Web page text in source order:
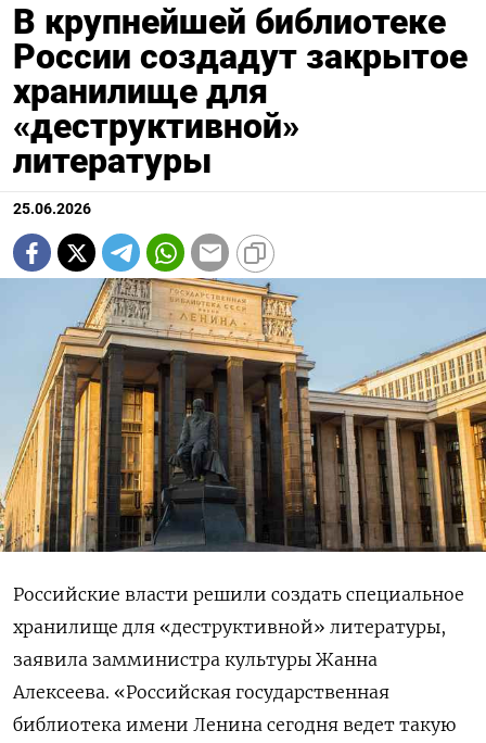
В крупнейшей библиотеке
России создадут закрытое
хранилище для
«деструктивной»
литературы
25.06.2026
Российские власти решили создать специальное
хранилище для «деструктивной» литературы,
заявила замминистра культуры Жанна
Алексеева. «Российская государственная
библиотека имени Ленина сегодня ведет такую